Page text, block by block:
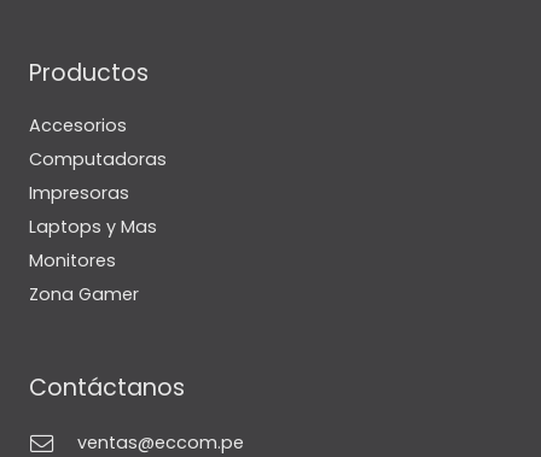
Productos
Accesorios
Computadoras
Impresoras
Laptops y Mas
Monitores
Zona Gamer
Contáctanos
ventas@eccom.pe